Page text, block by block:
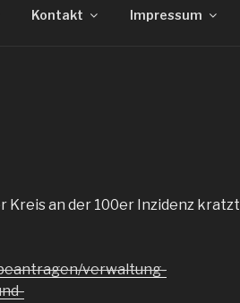
Kontakt Impressum
Kreis an der 100er Inzidenz kratzt
verwaltung-